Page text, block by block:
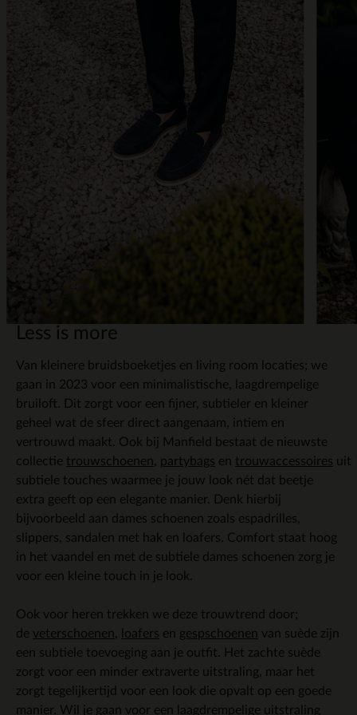
Less is more
Van kleinere bruidsboeketjes en living room locaties; we
gaan in 2023 voor een minimalistische, laagdrempelige
bruiloft. Dit zorgt voor een fijner, subtieler en kleiner
geheel wat de sfeer direct aangenaam, intiem en
vertrouwd maakt. Ook bij Manfield bestaat de nieuwste
collectie trouwschoenen, partybags en trouwaccessoires uit
subtiele touches waarmee je jouw look nét dat beetje
extra geeft op een elegante manier. Denk hierbij
bijvoorbeeld aan dames schoenen zoals espadrilles,
slippers, sandalen met hak en loafers. Comfort staat hoog
in het vaandel en met de subtiele dames schoenen zorg je
voor een kleine touch in je look.
Ook voor heren trekken we deze trouwtrend door;
de veterschoenen, loafers en gespschoenen van suède zijn
een subtiele toevoeging aan je outfit. Het zachte suède
zorgt voor een minder extraverte uitstraling, maar het
zorgt tegelijkertijd voor een look die opvalt op een goede
manier. Wil je gaan voor een laagdrempelige uitstraling